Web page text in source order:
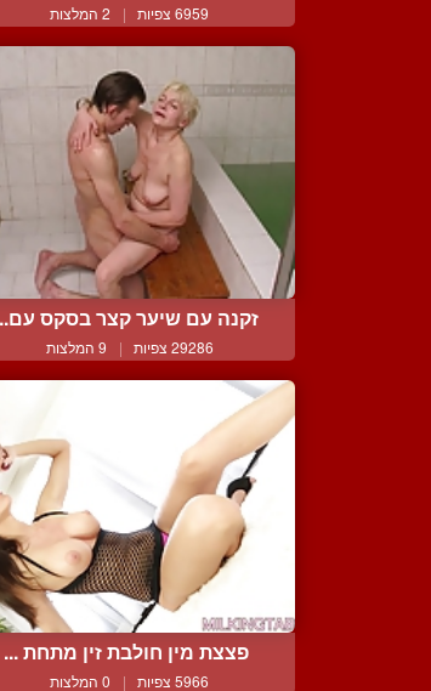
6959 צפיות | 2 המלצות
זקנה עם שיער קצר בסקס
29286 צפיות | 9 המלצות
פצצת מין חולבת זין מתחת ...
5966 צפיות | 0 המלצות